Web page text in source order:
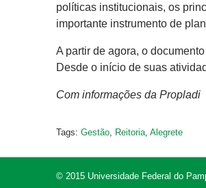
políticas institucionais, os
importante instrumento de
A partir de agora, o
Desde o início de suas
Com informações da Propladi
Tags: Gestão Reitoria Alegrete
© 2015 Universidade Federal do